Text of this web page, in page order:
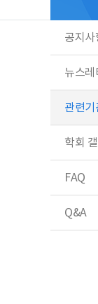
공지사
뉴스레
관련기
학회
FAQ
Q&A